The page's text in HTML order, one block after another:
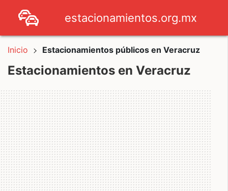
estacionamientos.org.mx
Inicio Estacionamientos públicos en Veracruz
Estacionamientos en Veracruz